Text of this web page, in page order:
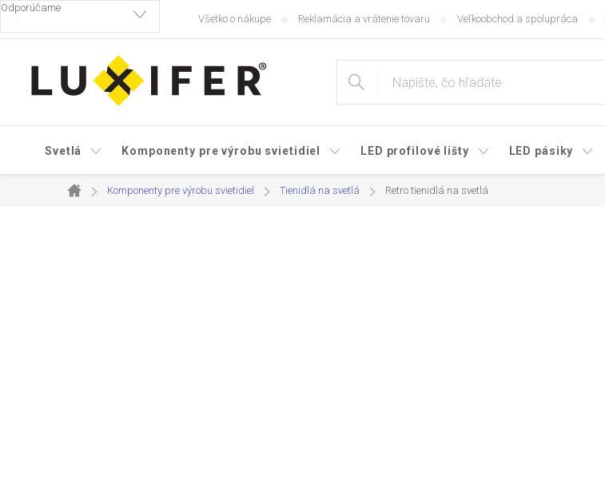
Prejsť
obsah
Všetko o nákupe Reklamácia a vrátenie tovaru Veľkoobchod a spolupráca
Svetlá Komponenty pre výrobu svietidiel LED profilové lišty LED pásiky
Domov
Komponenty pre výrobu svietidiel Tienidlá na svetlá Retro tienidlá na svetlá